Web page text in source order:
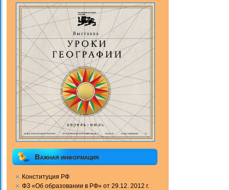
Важная информация
Конституция РФ
ФЗ «Об образовании в РФ» от 29.12. 2012 г.